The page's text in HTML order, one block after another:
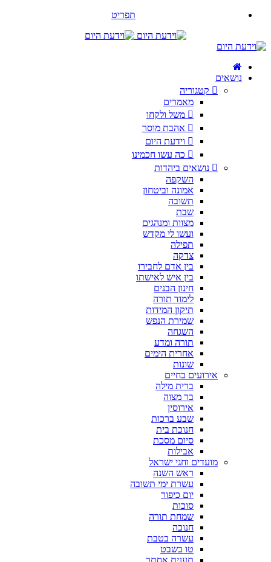
תפריט
נושאים
קטגוריה
מאמרים
משל ולקחו
אהבת מוסר
וידעת היום
כה עשו חכמינו
נושאים ביהדות
השקפה
אמונה וביטחון
תשובה
שבת
מצוות ומנהגים
ועשו לי מקדש
תפילה
צדקה
בין אדם לחבירו
בין איש לאישתו
חינון הבנים
לימוד תורה
תיקון המידות
שמירת הנפש
השגחה
תורה ומדע
אחרית הימים
שונות
אירועים בחיים
ברית מילה
בר מצוה
אירוסין
שבע ברכות
חנוכת בית
סיום מסכת
אבילות
מועדים וחגי ישראל
ראש השנה
עשרת ימי תשובה
יום כיפור
סוכות
שמחת תורה
חנוכה
עשרה בטבת
טו בשבט
תענית אסתר